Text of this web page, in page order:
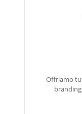
Offriamo